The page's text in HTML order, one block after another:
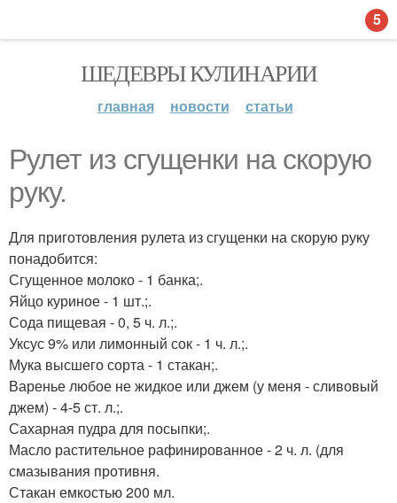
ШЕДЕВРЫ КУЛИНАРИИ
главная новости статьи
Рулет из сгущенки на скорую
руку.
Для приготовления рулета из сгущенки на скорую руку
понадобится:
Сгущенное молоко - 1 банка;.
Яйцо куриное - 1 шт.;.
Сода пищевая - 0, 5 ч. л.;.
Уксус 9% или лимонный сок - 1 ч. л.;.
Мука высшего сорта - 1 стакан;.
Варенье любое не жидкое или джем (у меня - сливовый
джем) - 4-5 ст. л.;.
Сахарная пудра для посыпки;.
Масло растительное рафинированное - 2 ч. л. (для
смазывания противня.
Стакан емкостью 200 мл.
5